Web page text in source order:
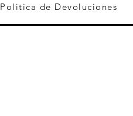
Politica de Devoluciones